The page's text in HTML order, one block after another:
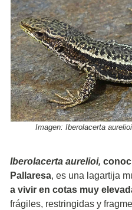
Imagen: Iberolacerta
Iberolacerta aurelioi,
Pallaresa, es una lagartija
a vivir en cotas muy
frágiles, restringidas y